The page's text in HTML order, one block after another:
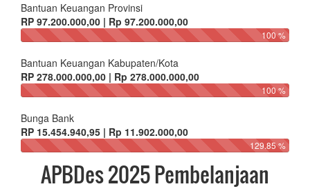
Bantuan Keuangan Provinsi
RP 97.200.000,00 | Rp 97.200.000,00
100 %
Bantuan Keuangan Kabupaten/Kota
RP 278.000.000,00 | Rp 278.000.000,00
100 %
Bunga Bank
RP 15.454.940,95 | Rp 11.902.000,00
129.85 %
APBDes 2025 Pembelanjaan